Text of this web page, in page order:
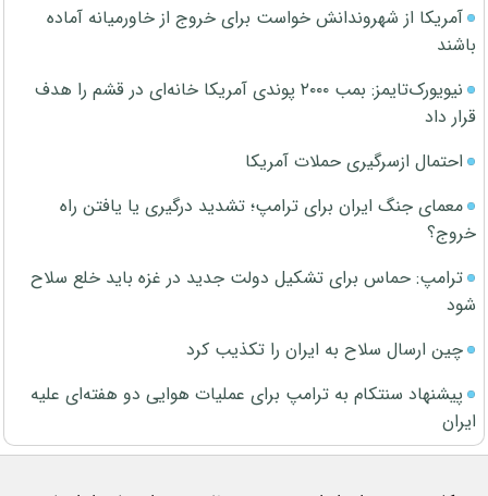
آمریکا از شهروندانش خواست برای خروج از خاورمیانه آماده
باشند
نیویورک‌تایمز: بمب ۲۰۰۰ پوندی آمریکا خانه‌ای در قشم را هدف
قرار داد
احتمال ازسرگیری حملات آمریکا
معمای جنگ ایران برای ترامپ؛ تشدید درگیری یا یافتن راه
خروج؟
ترامپ: حماس برای تشکیل دولت جدید در غزه باید خلع سلاح
شود
چین ارسال سلاح به ایران را تکذیب کرد
پیشنهاد سنتکام به ترامپ برای عملیات هوایی دو هفته‌ای علیه
ایران